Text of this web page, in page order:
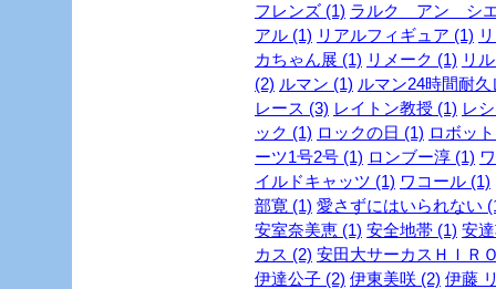
フレンズ (1) ラルク アン シ
アル (1) リアルフィギュア (1)
カちゃん展 (1) リメーク (1) リ
(2) ルマン (1) ルマン24時間耐
レース (3) レイトン教授 (1) レ
ック (1) ロックの日 (1) ロボッ
ーツ1号2号 (1) ロンブー淳 (1)
イルドキャッツ (1) ワコール (1)
部寛 (1) 愛さずにはいられない
安室奈美恵 (1) 安全地帯 (1) 安
カス (2) 安田大サーカスＨＩＲ
伊達公子 (2) 伊東美咲 (2) 伊藤